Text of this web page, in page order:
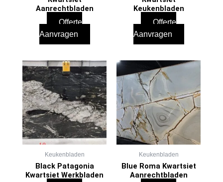
Aanrechtbladen
Offerte
Aanvragen
Keukenbladen
Offerte
Aanvragen
Keukenbladen
Black Patagonia
Kwartsiet Werkbladen
Keukenbladen
Blue Roma Kwartsiet
Aanrechtbladen